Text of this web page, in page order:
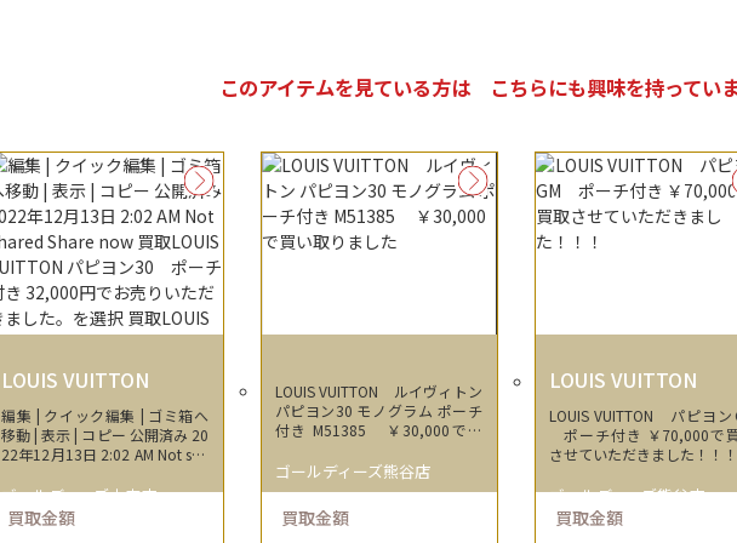
このアイテムを見ている方は こちらにも興味を持ってい
LOUIS VUITTON
編集 | クイック編集 | ゴミ箱へ
移動 | 表示 | コピー 公開済み 20
22年12月13日 2:02 AM Not sha
TON パピヨン30 ポーチ付き 3
2,000円でお売りいただきまし
た。を選択 買取LOUIS VUITTO
ゴールディーズ本庄店
買取金額
LOUIS VUITTON ルイヴィトン
パピヨン30 モノグラム ポーチ
付き M51385 ￥30,000で買
ゴールディーズ熊谷店
買取金額
LOUIS VUITTON
LOUIS VUITTON パピヨン
ポーチ付き ￥70,000で買取
させていただきました！！！
ゴールディーズ熊谷店
買取金額